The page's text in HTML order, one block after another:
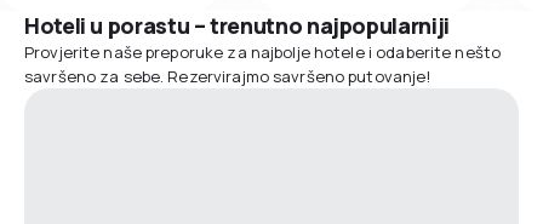
Hoteli u porastu – trenutno najpopularniji
Provjerite naše preporuke za najbolje hotele i odaberite nešto
savršeno za sebe. Rezervirajmo savršeno putovanje!